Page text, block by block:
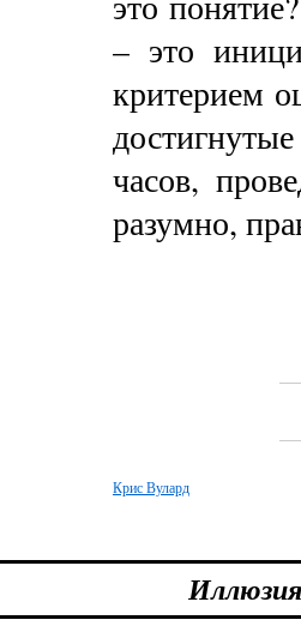
– это
критерием
часов,
разумно,
Крис Вулард